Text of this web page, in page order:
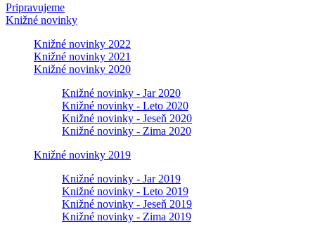
Pripravujeme
Knižné novinky
Knižné novinky 2022
Knižné novinky 2021
Knižné novinky 2020
Knižné novinky - Jar 2020
Knižné novinky - Leto 2020
Knižné novinky - Jeseň 2020
Knižné novinky - Zima 2020
Knižné novinky 2019
Knižné novinky - Jar 2019
Knižné novinky - Leto 2019
Knižné novinky - Jeseň 2019
Knižné novinky - Zima 2019